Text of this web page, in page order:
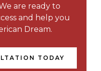
are ready to
and help you
Dream.
TODAY